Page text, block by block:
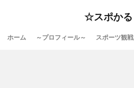
☆スポかる
ホーム ～プロフィール～ スポーツ観戦